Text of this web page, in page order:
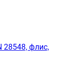
28548, флис,